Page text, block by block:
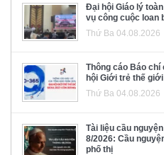
Đại hội Giáo lý
vụ công cuộc loan
Thứ Ba 04.08.2026
Thông cáo Báo chí
hội Giới trẻ thế
Thứ Ba 04.08.2026
Tài liệu cầu
8/2026: Cầu
phố thị